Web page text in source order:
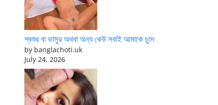
শ্বশুর বা ভাসুর অথবা অন্য কেউ সবাই আমাকে চুদে
by banglachoti.uk
July 24, 2026